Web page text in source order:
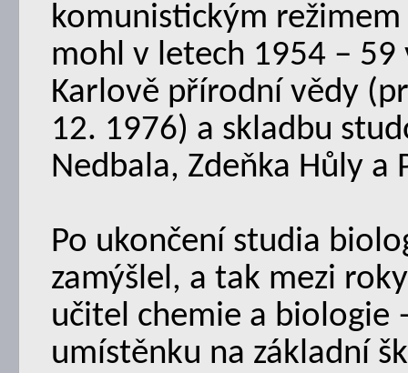
komunistickým
mohl v letech 1954 –
Karlově přírodní vědy
12. 1976) a skladbu
Nedbala, Zdeňka Hůly a
Po ukončení studia
zamýšlel, a tak mezi
učitel chemie a biologie
umístěnku na základní